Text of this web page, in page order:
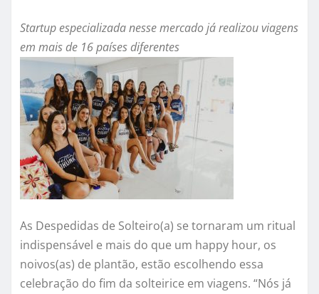
Startup especializada nesse mercado já realizou viagens
em mais de 16 países diferentes
As Despedidas de Solteiro(a) se tornaram um ritual
indispensável e mais do que um happy hour, os
noivos(as) de plantão, estão escolhendo essa
celebração do fim da solteirice em viagens. “Nós já